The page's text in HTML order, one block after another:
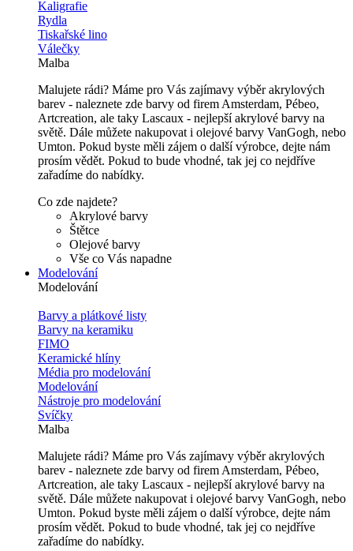
Kaligrafie
Rydla
Tiskařské lino
Válečky
Malba
Malujete rádi? Máme pro Vás zajímavy výběr akrylových
barev - naleznete zde barvy od firem Amsterdam, Pébeo,
Artcreation, ale taky Lascaux - nejlepší akrylové barvy na
světě. Dále můžete nakupovat i olejové barvy VanGogh, nebo
Umton. Pokud byste měli zájem o další výrobce, dejte nám
prosím vědět. Pokud to bude vhodné, tak jej co nejdříve
zařadíme do nabídky.
Co zde najdete?
Akrylové barvy
Štětce
Olejové barvy
Vše co Vás napadne
Modelování
Modelování
Barvy a plátkové listy
Barvy na keramiku
FIMO
Keramické hlíny
Média pro modelování
Modelování
Nástroje pro modelování
Svíčky
Malba
Malujete rádi? Máme pro Vás zajímavy výběr akrylových
barev - naleznete zde barvy od firem Amsterdam, Pébeo,
Artcreation, ale taky Lascaux - nejlepší akrylové barvy na
světě. Dále můžete nakupovat i olejové barvy VanGogh, nebo
Umton. Pokud byste měli zájem o další výrobce, dejte nám
prosím vědět. Pokud to bude vhodné, tak jej co nejdříve
zařadíme do nabídky.